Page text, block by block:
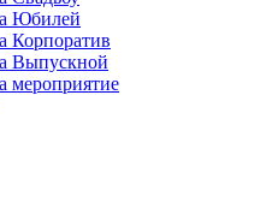
Юбилей
Корпоратив
Выпускной
мероприятие